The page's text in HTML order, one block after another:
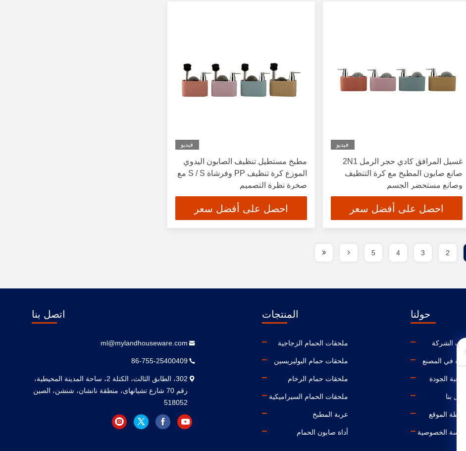
فيديو
غسيل المرافق كادي حجر الرمل 2N1
صانع صابون المطبخ مع كرة التنظيف
وصانع مستحضر الجسم
احصل على أفضل سعر
فيديو
مطبخ مستطيل تنظيف الصابون اليدوي
الموزع كرة تنظيف PP وفرشاة S / S مع
صخرة نظرة التصميم
احصل على أفضل سعر
2
3
4
5
حولنا
ملف الشركة
جولة في المصنع
مراقبة الجودة
اتصل بنا
خريطة الموقع
سياسة الخصوصية
المنتجات
ملحقات الحمام الزجاجية
ملحقات حمام البوليريسين
ملحقات حمام الرخام
ملحقات الحمام السيراميكية
عربة المطبخ
أداة صابون الحمام
اتصل بنا
ml@mylandhouseware.com
86-755-25400409
302، الطابق الثالث، الكتلة 2، ساحة المدينة المحيطية،
رقم 70 شارع تشيانهاى، منطقة نانشان، شنشن، الصين
518052